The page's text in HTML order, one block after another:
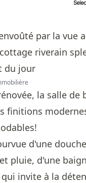
la salle de
finitions
d'une
pluie, d'une
invite à la